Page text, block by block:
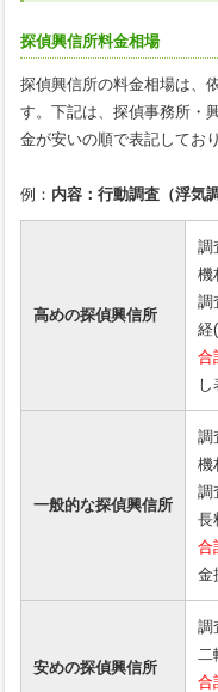
探偵興信所料金相場
探偵興信所の料金相場は、
す。下記は、探偵事務所・
金が安いの順で表記してお
例： 内容：行動調査（浮気
高めの探偵興信所
調
機
調
経
合
し
一般的な探偵興信所
調
機
調
長
合
金
安めの探偵興信所
調
合